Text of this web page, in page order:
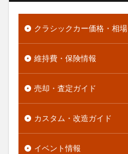
クラシックカー価格・相場
維持費・保険情報
売却・査定ガイド
カスタム・改造ガイド
イベント情報